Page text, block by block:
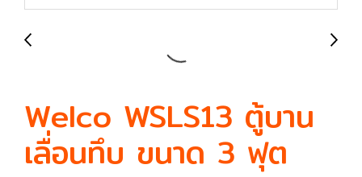
Welco WSLS13 ตู้บาน
เลื่อนทึบ ขนาด 3 ฟุต